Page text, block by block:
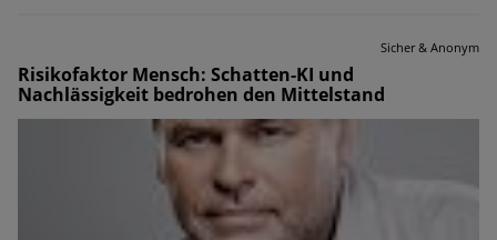
Sicher & Anonym
Risikofaktor Mensch: Schatten-KI und
Nachlässigkeit bedrohen den Mittelstand